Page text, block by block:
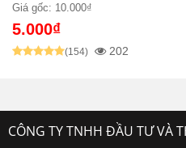
Giá gốc: 10.000₫
5.000₫
(154) 202
CÔNG TY TNHH ĐẦU TƯ VÀ